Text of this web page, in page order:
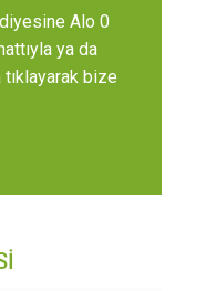
Alo 0
ya da
bize